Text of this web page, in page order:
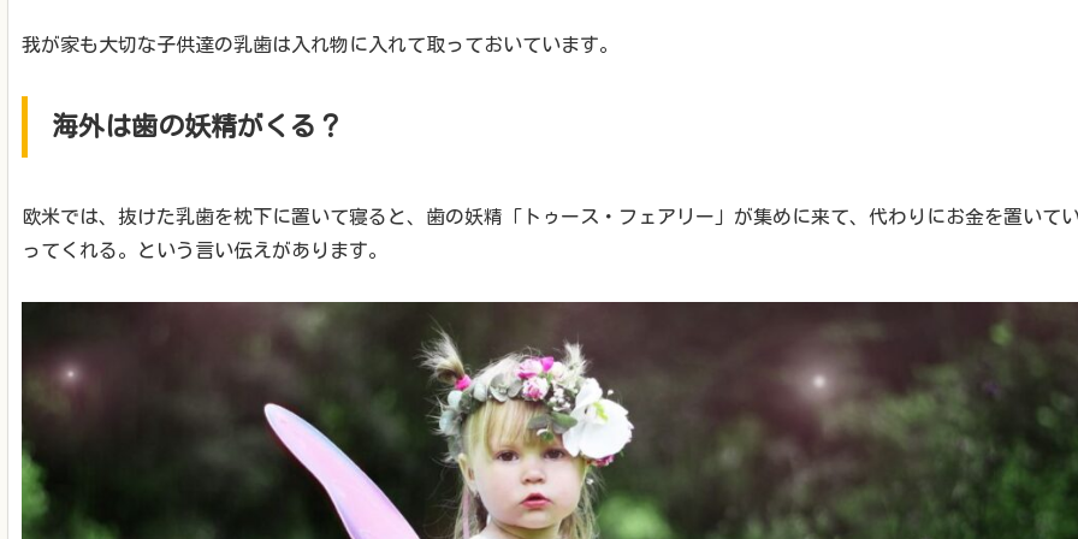
我が家も大切な子供達の乳歯は入れ物に入れて取っておいています。
海外は歯の妖精がくる？
欧米では、抜けた乳歯を枕下に置いて寝ると、歯の妖精「トゥース・フェアリー」が集めに来て、代わりにお金を置いて
ってくれる。という言い伝えがあります。